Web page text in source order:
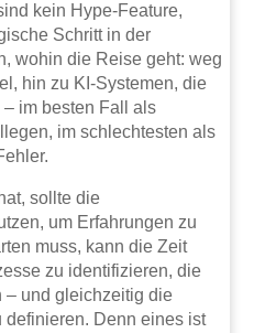
kein Hype-Feature,
Schritt in der
wohin die Reise geht: weg
hin zu KI-Systemen, die
– im besten Fall als
im schlechtesten als
sollte die
um Erfahrungen zu
muss, kann die Zeit
zu identifizieren, die
– und gleichzeitig die
definieren. Denn eines ist